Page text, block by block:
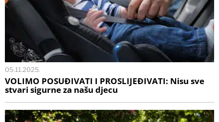
05.11.2025.
VOLIMO POSUĐIVATI I PROSLIJEĐIVATI: Nisu sve
stvari sigurne za našu djecu